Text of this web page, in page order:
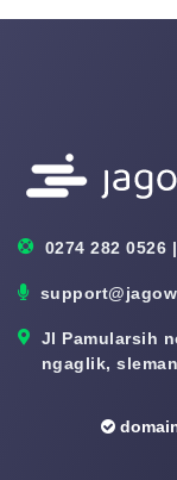
0274 282 0526
Jl Pamularsih
ngaglik,